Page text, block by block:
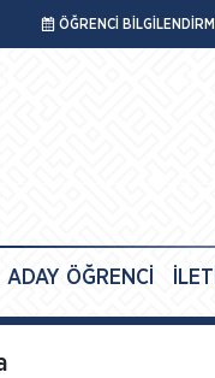
ÖĞRENCİ
ADAY ÖĞRENCİ